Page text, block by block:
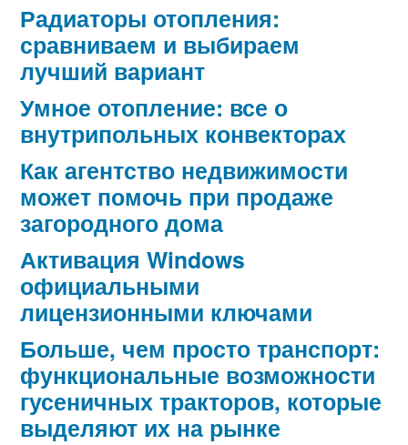
Радиаторы отопления:
сравниваем и выбираем
лучший вариант
Умное отопление: все о
внутрипольных конвекторах
Как агентство недвижимости
может помочь при продаже
загородного дома
Активация Windows
официальными
лицензионными ключами
Больше, чем просто транспорт:
функциональные возможности
гусеничных тракторов, которые
выделяют их на рынке